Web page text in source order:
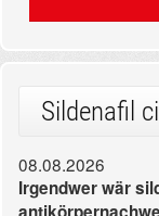
Sildenafil
08.08.2026
Irgendwer wär